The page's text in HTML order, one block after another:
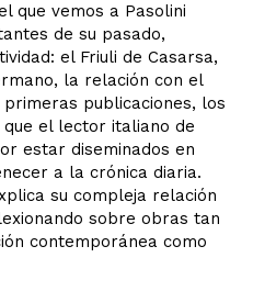
que vemos a Pasolini
de su pasado,
el Friuli de Casarsa,
la relación con el
publicaciones, los
el lector italiano de
estar diseminados en
a la crónica diaria.
su compleja relación
sobre obras tan
contemporánea como